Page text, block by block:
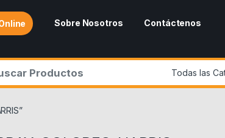
Sobre Nosotros Contáctenos